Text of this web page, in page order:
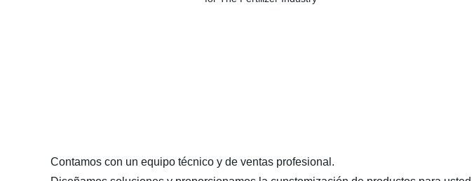
Contamos con un equipo técnico y de ventas profesional.